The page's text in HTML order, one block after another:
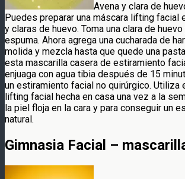
Avena y clara de
Puedes preparar una máscara lifting facial
y claras de huevo. Toma una clara de
espuma. Ahora agrega una cucharada de
molida y mezcla hasta que quede una
esta mascarilla casera de estiramiento
enjuaga con agua tibia después de 15
un estiramiento facial no quirúrgico. Utiliza
lifting facial hecha en casa una vez a la
la piel floja en la cara y para conseguir un
natural.
Gimnasia Facial –